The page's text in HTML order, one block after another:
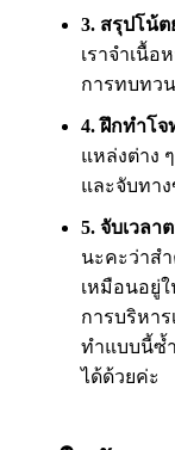
3. สรุปโน้ต
เราจำเนื้
การทบทว
4. ฝึกทำโจ
แหล่งต่าง
และจับทา
5. จับเวล
นะคะว่าส
เหมือนอยู่
การบริหา
ทำแบบนี้ซ้
ได้ด้วยค่ะ